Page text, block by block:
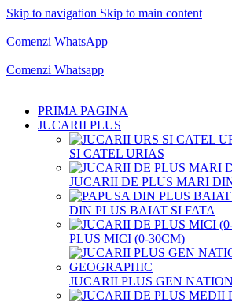
Skip to navigation Skip to main content
Comenzi WhatsApp
Comenzi Whatsapp
PRIMA PAGINA
JUCARII PLUS
SI CATEL URIAS
JUCARII DE PLUS MARI
DIN PLUS BAIAT SI FATA
PLUS MICI (0-30CM)
JUCARII PLUS GEN